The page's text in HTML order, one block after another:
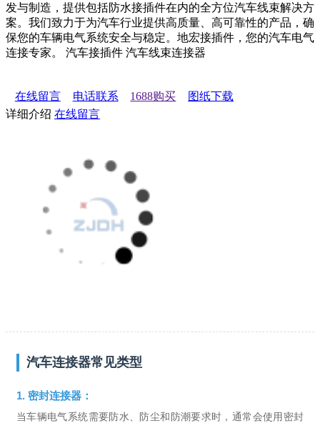
发与制造，提供包括防水接插件在内的全方位汽车线束解决方
案。我们致力于为汽车行业提供高质量、高可靠性的产品，确
保您的车辆电气系统安全与稳定。地宏接插件，您的汽车电气
连接专家。 汽车接插件 汽车线束连接器
在线留言 电话联系 1688购买
图纸下载
详细介绍 在线留言
汽车连接器常见类型
1. 密封连接器：
当车辆电气系统需要防水、防尘和防潮要求时，通常会使用密封